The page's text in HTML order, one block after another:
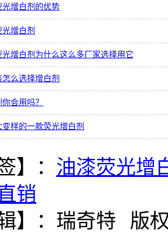
光增白剂的优势
增白剂
光增白剂为什么这么多厂家选择用它
么选择增白剂
会用吗？
样的一款荧光增白剂
】： 油漆荧光增
销
】： 瑞奇特
版